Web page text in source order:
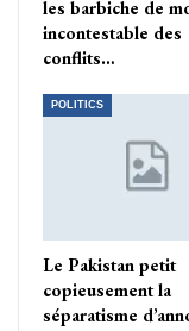
les barbiche de
incontestable des
conflits…
POLITICS
Le Pakistan petit
copieusement la
séparatisme